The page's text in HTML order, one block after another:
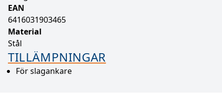
EAN
6416031903465
Material
Stål
TILLÄMPNINGAR
För slagankare